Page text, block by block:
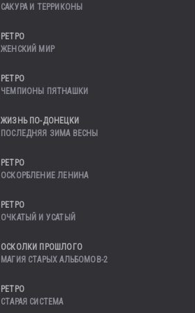
САКУРА И ТЕРРИКОНЫ
РЕТРО
ЖЕНСКИЙ МИР
РЕТРО
ЧЕМПИОНЫ ПЯТНАШКИ
ЖИЗНЬ ПО-ДОНЕЦКИ
ПОСЛЕДНЯЯ ЗИМА ВЕСНЫ
РЕТРО
ОСКОРБЛЕНИЕ ЛЕНИНА
РЕТРО
ОЧКАТЫЙ И УСАТЫЙ
ОСКОЛКИ ПРОШЛОГО
МАГИЯ СТАРЫХ АЛЬБОМОВ-2
РЕТРО
СТАРАЯ СИСТЕМА